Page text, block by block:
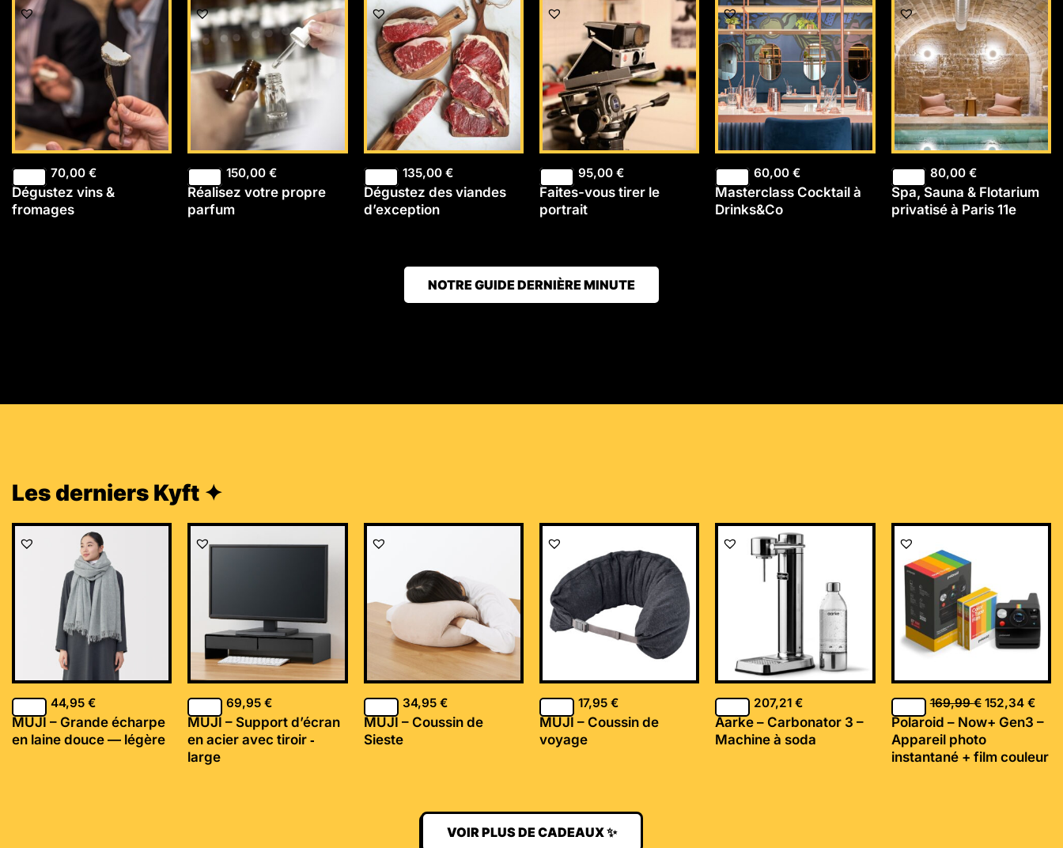
70,00 €
Dégustez vins &
fromages
150,00€
Réalisez votre propre
parfum
135,00 €
Dégustez des viandes
d’exception
95,00 €
Faites-vous tirer le
portrait
60,00€
Masterclass Cocktail à
Drinks&Co
80,00 €
Spa, Sauna & Flotarium
privatisé à Paris 11e
NOTRE GUIDE DERNIÈRE MINUTE
Les derniers Kyft ✦
44,95 €
MUJI – Grande écharpe
en laine douce — légère
69,95€
MUJI – Support d’écran
en acier avec tiroir ‐
large
34,95 €
MUJI – Coussin de
Sieste
17,95 €
MUJI – Coussin de
voyage
207,21€
Aarke – Carbonator 3 –
Machine à soda
169,99€
Le
169,99 €.
152,34 €
Le
Polaroid – Now+ Gen3 –
Appareil photo
instantané + film couleur
VOIR PLUS DE CADEAUX ✨